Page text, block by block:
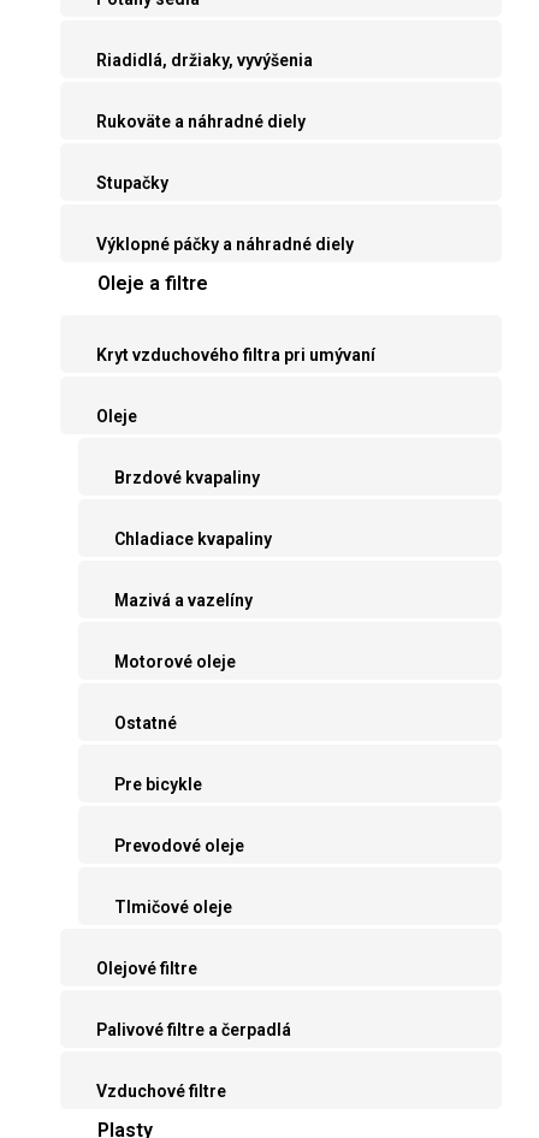
Riadidlá, držiaky, vyvýšenia
Rukoväte a náhradné diely
Stupačky
Výklopné páčky a náhradné diely
Oleje a filtre
Kryt vzduchového filtra pri umývaní
Oleje
Brzdové kvapaliny
Chladiace kvapaliny
Mazivá a vazelíny
Motorové oleje
Ostatné
Pre bicykle
Prevodové oleje
Tlmičové oleje
Olejové filtre
Palivové filtre a čerpadlá
Vzduchové filtre
Plasty